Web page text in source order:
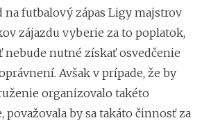
na futbalový zápas Ligy majstrov
zájazdu vyberie za to poplatok,
nutné získať osvedčenie
Avšak v prípade, že by
organizovalo takéto
považovala by sa takáto činnosť za